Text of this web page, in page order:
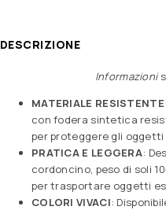
DESCRIZIONE
Informazioni
MATERIALE RESISTENTE
con fodera sintetica
per proteggere gli oggetti
PRATICA E LEGGERA:
cordoncino, peso di soli
per trasportare oggetti
COLORI VIVACI: